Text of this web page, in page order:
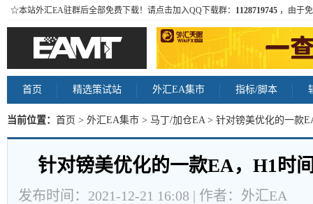
☆本站外汇EA驻群后全部免费下载！请点击加入QQ下载群： 1128719745 ，由于
首页 精选策试站 外汇EA集市 指标/脚本
当前位置： 首页 > 外汇EA集市 > 马丁/加仓EA> 针对镑美优化的一款
针对镑美优化的一款EA，H1时
发布时间：2021-12-21 16:08 | 作者：外汇EA